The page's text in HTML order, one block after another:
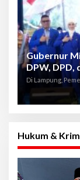
Gubernur
DPW, DPD,
Di Lampung,
Hukum &